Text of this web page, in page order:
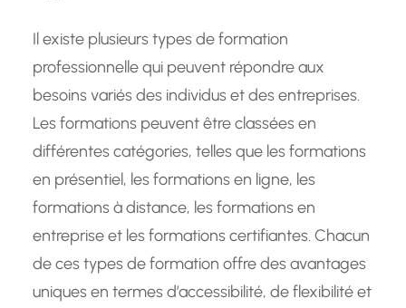
Il existe plusieurs types de formation
professionnelle qui peuvent répondre aux
besoins variés des individus et des entreprises.
Les formations peuvent être classées en
différentes catégories, telles que les formations
en présentiel, les formations en ligne, les
formations à distance, les formations en
entreprise et les formations certifiantes. Chacun
de ces types de formation offre des avantages
uniques en termes d’accessibilité, de flexibilité et